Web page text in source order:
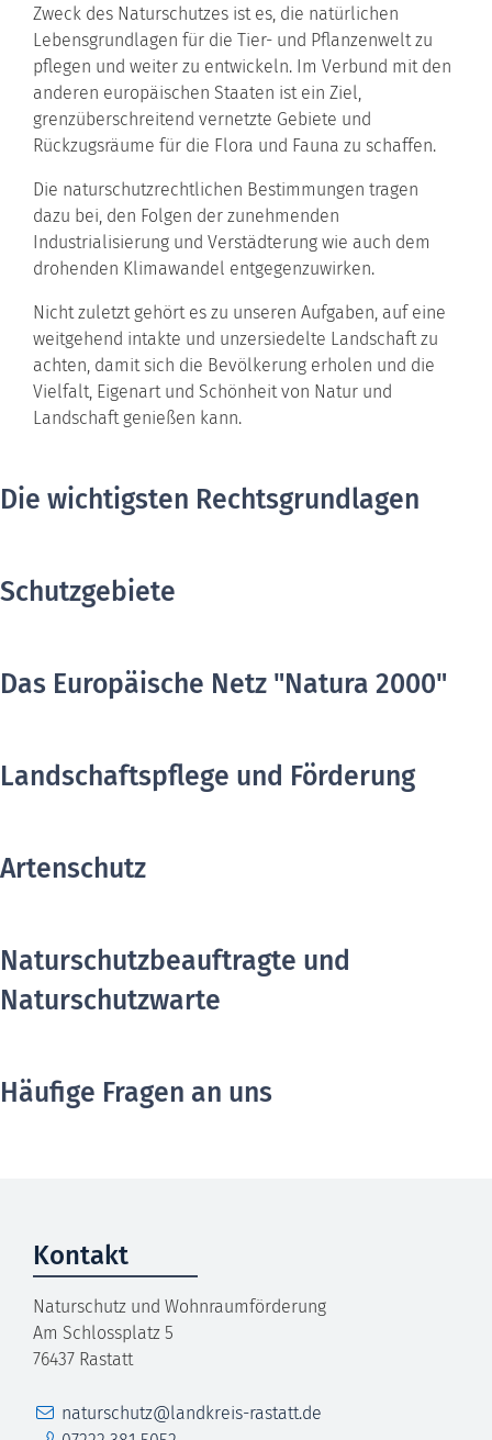
Zweck des Naturschutzes ist es, die natürlichen
Lebensgrundlagen für die Tier- und Pflanzenwelt zu
pflegen und weiter zu entwickeln. Im Verbund mit den
anderen europäischen Staaten ist ein Ziel,
grenzüberschreitend vernetzte Gebiete und
Rückzugsräume für die Flora und Fauna zu schaffen.
Die naturschutzrechtlichen Bestimmungen tragen
dazu bei, den Folgen der zunehmenden
Industrialisierung und Verstädterung wie auch dem
drohenden Klimawandel entgegenzuwirken.
Nicht zuletzt gehört es zu unseren Aufgaben, auf eine
weitgehend intakte und unzersiedelte Landschaft zu
achten, damit sich die Bevölkerung erholen und die
Vielfalt, Eigenart und Schönheit von Natur und
Landschaft genießen kann.
Die wichtigsten Rechtsgrundlagen
Schutzgebiete
Das Europäische Netz "Natura 2000"
Landschaftspflege und Förderung
Artenschutz
Naturschutzbeauftragte und
Naturschutzwarte
Häufige Fragen an uns
Kontakt
Naturschutz und Wohnraumförderung
Am Schlossplatz 5
76437 Rastatt
E-Mailnaturschutz@landkreis-rastatt.de